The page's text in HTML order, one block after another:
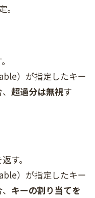
）が指定したキー
超過分は無視す
す。
）が指定したキー
キーの割り当てを